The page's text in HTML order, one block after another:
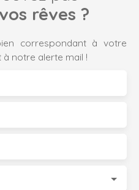
rêves ?
correspondant à votre
notre alerte mail !